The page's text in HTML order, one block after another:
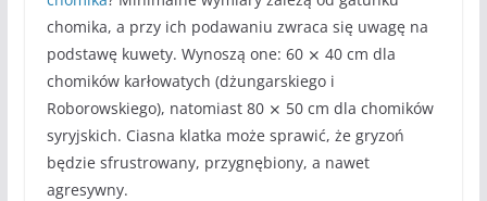
chomika, a przy ich podawaniu zwraca się uwagę na
podstawę kuwety. Wynoszą one: 60 ⨯ 40 cm dla
chomików karłowatych (dżungarskiego i
Roborowskiego), natomiast 80 ⨯ 50 cm dla chomików
syryjskich. Ciasna klatka może sprawić, że gryzoń
będzie sfrustrowany, przygnębiony, a nawet
agresywny.